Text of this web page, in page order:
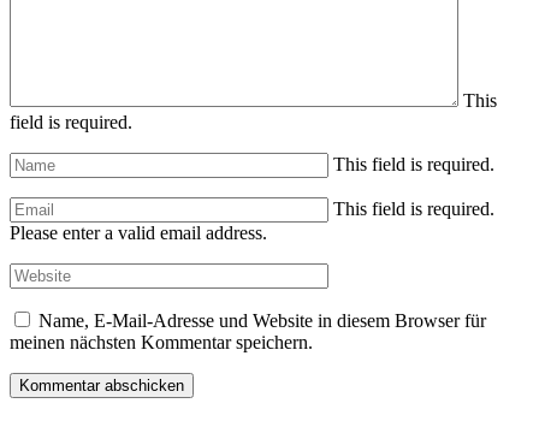
This
field is required.
This field is required.
This field is required.
Please enter a valid email address.
Name, E-Mail-Adresse und Website in diesem Browser für
meinen nächsten Kommentar speichern.